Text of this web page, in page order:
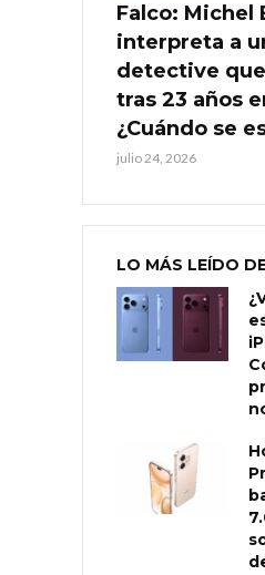
Falco: Michel
interpreta a
detective
tras 23 años
¿Cuándo se
julio 24, 2026
LO MÁS LEÍDO